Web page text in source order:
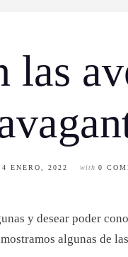
las
4 ENERO, 2022 with 0
y desear poder
algunas de las